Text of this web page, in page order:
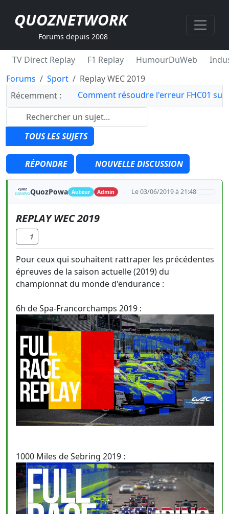
QUOZNETWORK
Forums depuis 2008
TV Direct Replay F1 Replay HumourDuWeb
Forums
Sport
Replay WEC 2019
Récemment :
Comment résoudre l'erreur FHC01 sur
TOUS LES SUJETS
RÉPONDRE NOUVELLE DISCUSSION
QuozPowa Auteur Admin Le 03/06/2019 à 21:48
REPLAY WEC 2019
1
Pour ceux qui souhaitent rattraper les précédentes
épreuves de la saison actuelle (2019) du
championnat du monde d'endurance :
6h de Spa-Francorchamps 2019 :
1000 Miles de Sebring 2019 :